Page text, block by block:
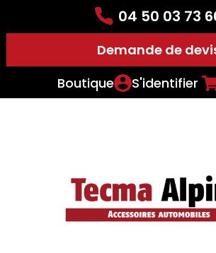
04 50 03 73
Demande de
Boutique
S'identifier